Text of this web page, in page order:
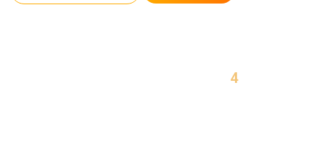
4